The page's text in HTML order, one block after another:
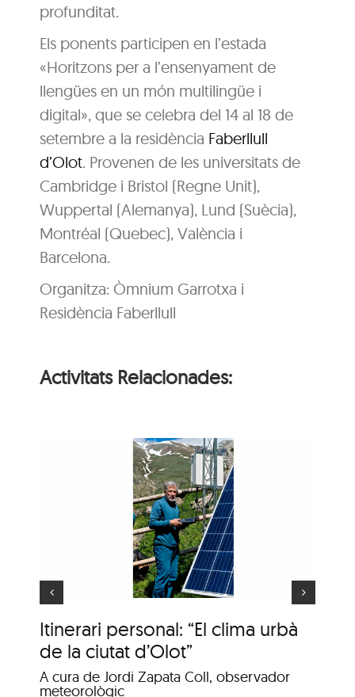
profunditat.
Els ponents participen en l’estada
«Horitzons per a l’ensenyament de
llengües en un món multilingüe i
digital», que se celebra del 14 al 18 de
setembre a la residència Faberllull
d’Olot. Provenen de les universitats de
Cambridge i Bristol (Regne Unit),
Wuppertal (Alemanya), Lund (Suècia),
Montréal (Quebec), València i
Barcelona.
Organitza: Òmnium Garrotxa i
Residència Faberllull
Activitats Relacionades:
Itinerari personal: “El clima urbà
de la ciutat d’Olot”
A cura de Jordi Zapata Coll, observador
meteorològic
Conversa: Al voltant
d’una taula